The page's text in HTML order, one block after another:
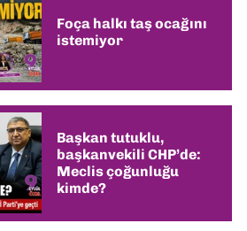
Foça halkı taş ocağını
istemiyor
Başkan tutuklu,
başkanvekili CHP’de:
Meclis çoğunluğu
kimde?